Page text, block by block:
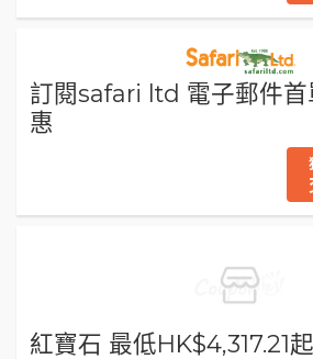
訂閱safari ltd 電子郵件首
惠
紅寶石 最低HK$4,317.21起